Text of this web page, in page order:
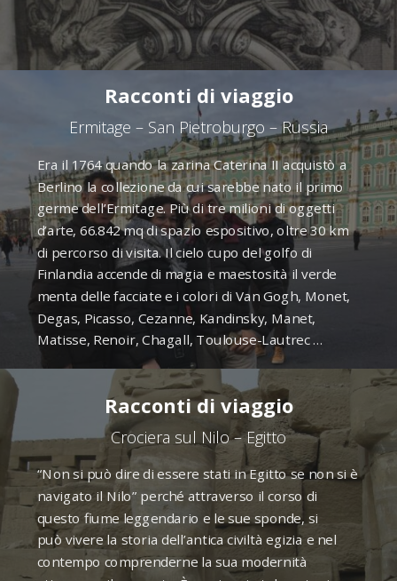
Racconti di viaggio
Ermitage – San Pietroburgo – Russia
Era il 1764 quando la zarina Caterina II acquistò a
Berlino la collezione da cui sarebbe nato il primo
germe dell’Ermitage. Più di tre milioni di oggetti
d’arte, 66.842 mq di spazio espositivo, oltre 30 km
di percorso di visita. Il cielo cupo del golfo di
Finlandia accende di magia e maestosità il verde
menta delle facciate e i colori di Van Gogh, Monet,
Degas, Picasso, Cezanne, Kandinsky, Manet,
Matisse, Renoir, Chagall, Toulouse-Lautrec …
Racconti di viaggio
Crociera sul Nilo – Egitto
“Non si può dire di essere stati in Egitto se non si è
navigato il Nilo” perché attraverso il corso di
questo fiume leggendario e le sue sponde, si
può vivere la storia dell’antica civiltà egizia e nel
contempo comprenderne la sua modernità